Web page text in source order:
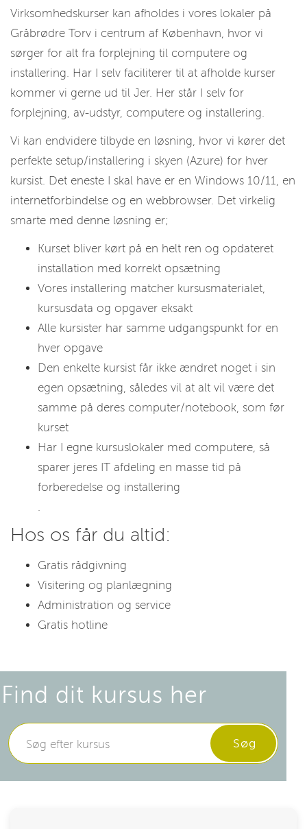
Virksomhedskurser kan afholdes i vores lokaler på
Gråbrødre Torv i centrum af København, hvor vi
sørger for alt fra forplejning til computere og
installering. Har I selv faciliterer til at afholde kurser
kommer vi gerne ud til Jer. Her står I selv for
forplejning, av-udstyr, computere og installering.
Vi kan endvidere tilbyde en løsning, hvor vi kører det
perfekte setup/installering i skyen (Azure) for hver
kursist. Det eneste I skal have er en Windows 10/11, en
internetforbindelse og en webbrowser. Det virkelig
smarte med denne løsning er;
Kurset bliver kørt på en helt ren og opdateret
installation med korrekt opsætning
Vores installering matcher kursusmaterialet,
kursusdata og opgaver eksakt
Alle kursister har samme udgangspunkt for en
hver opgave
Den enkelte kursist får ikke ændret noget i sin
egen opsætning, således vil at alt vil være det
samme på deres computer/notebook, som før
kurset
Har I egne kursuslokaler med computere, så
sparer jeres IT afdeling en masse tid på
forberedelse og installering
.
Hos os får du altid:
Gratis rådgivning
Visitering og planlægning
Administration og service
Gratis hotline
Find dit kursus her
Søg